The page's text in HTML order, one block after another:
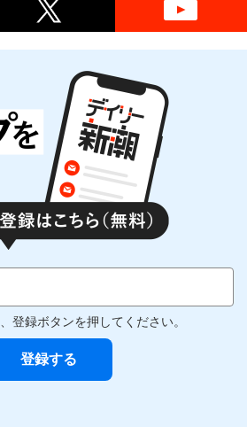
登録ボタンを押してください。